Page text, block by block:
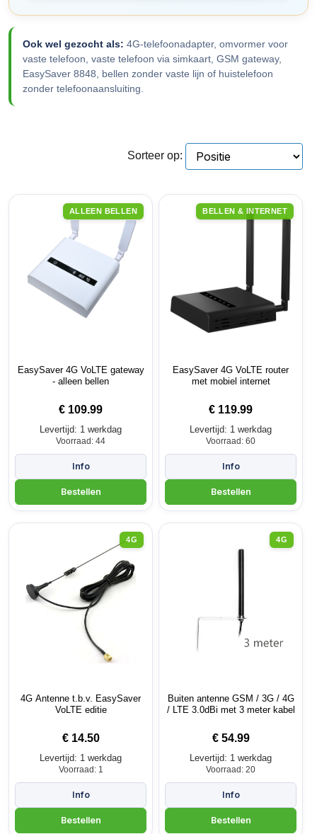
Ook wel gezocht als: 4G-telefoonadapter, omvormer voor
vaste telefoon, vaste telefoon via simkaart, GSM gateway,
EasySaver 8848, bellen zonder vaste lijn of huistelefoon
zonder telefoonaansluiting.
Sorteer op:
ALLEEN BELLEN
EasySaver 4G VoLTE gateway
- alleen bellen
€ 109.99
Levertijd: 1 werkdag
Voorraad: 44
BELLEN & INTERNET
EasySaver 4G VoLTE router
met mobiel internet
€ 119.99
Levertijd: 1 werkdag
Voorraad: 60
4G
4G Antenne t.b.v. EasySaver
VoLTE editie
€ 14.50
Levertijd: 1 werkdag
Voorraad: 1
4G
Buiten antenne GSM / 3G / 4G
/ LTE 3.0dBi met 3 meter kabel
€ 54.99
Levertijd: 1 werkdag
Voorraad: 20